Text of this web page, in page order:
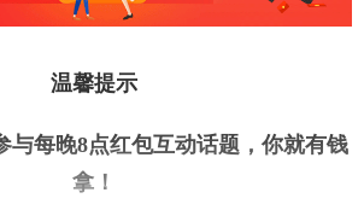
温馨提示
与每晚8点红包互动话题，你就有钱
拿 ！